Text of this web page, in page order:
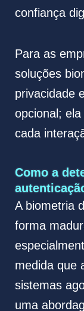
confiança
Para as
soluções
privacidade
opcional;
cada
Como a
A biometria
forma
medida que
sistemas
uma